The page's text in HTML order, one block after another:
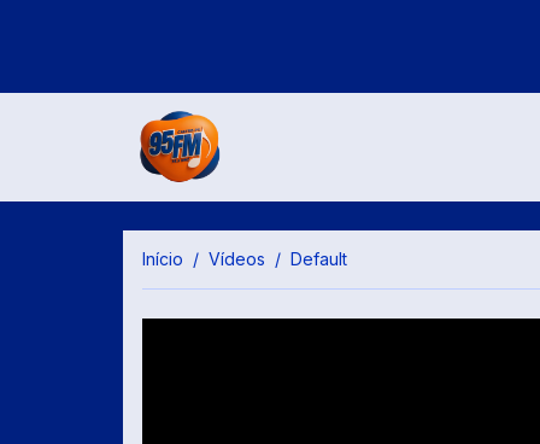
Início Vídeos Default